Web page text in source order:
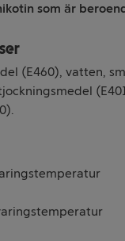
som är
(E460), vatten,